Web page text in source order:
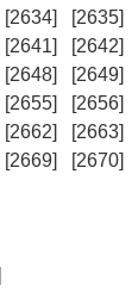
[2634] [2635]
[2641] [2642]
[2648] [2649]
[2655] [2656]
[2662] [2663]
[2669] [2670]